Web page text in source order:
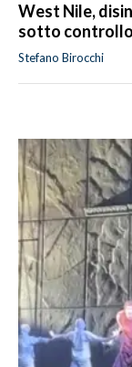
West Nile,
sotto
Stefano Birocchi